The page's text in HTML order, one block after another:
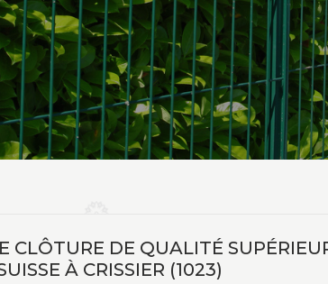
CLÔTURE DE QUALITÉ
À CRISSIER (1023)